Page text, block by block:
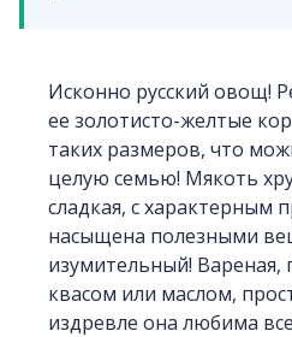
Исконно русский овощ!
ее золотисто-желтые
таких размеров, что
целую семью! Мякоть
сладкая, с характерным
насыщена полезными
изумительный! Вареная,
квасом или маслом,
издревле она любима